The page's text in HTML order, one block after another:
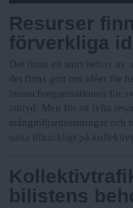
Resurser
förverkliga
Det finns ett stort behov av
det finns gott om idéer för
branschorganisationen för
attityd. Men för att lyfta
mångmiljardsatsningar och
satsa tillräckligt på
bilistens